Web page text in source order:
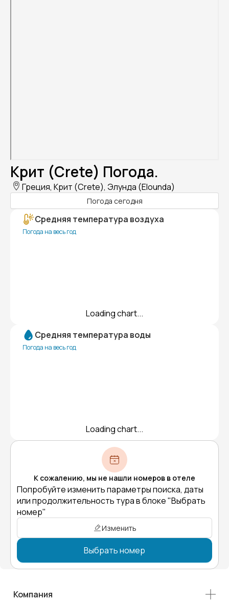
Крит (Crete) Погода.
Греция, Крит (Crete), Элунда (Elounda)
Погода сегодня
Средняя температура воздуха
Погода на весь год
Loading chart...
Средняя температура воды
Погода на весь год
Loading chart...
К сожалению, мы не нашли номеров в отеле
Попробуйте изменить параметры поиска, даты
или продолжительность тура в блоке "Выбрать
номер"
Изменить
Выбрать номер
Компания